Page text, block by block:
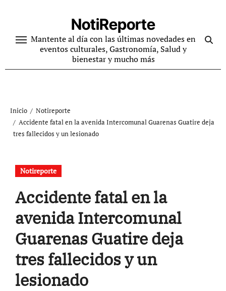
contenido
NotiReporte
Mantente al día con las últimas novedades en
eventos culturales, Gastronomía, Salud y
bienestar y mucho más
Inicio
Notireporte
Accidente fatal en la avenida Intercomunal Guarenas Guatire deja
tres fallecidos y un lesionado
Notireporte
Accidente fatal en la
avenida Intercomunal
Guarenas Guatire deja
tres fallecidos y un
lesionado